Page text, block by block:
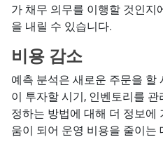
가 채무 의무를 이행할 것인지
을 내릴 수 있습니다.
비용 감소
예측 분석은 새로운 주문을 할
이 투자할 시기, 인벤토리를
정하는 방법에 대해 더 정보에
움이 되어 운영 비용을 줄이는